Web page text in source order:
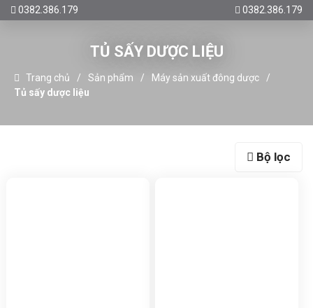
0382.386.179 0382.386.179
TỦ SẤY DƯỢC LIỆU
Trang chủ Sản phẩm
Máy sản xuất đông dược
Tủ sấy dược liệu
Bộ lọc